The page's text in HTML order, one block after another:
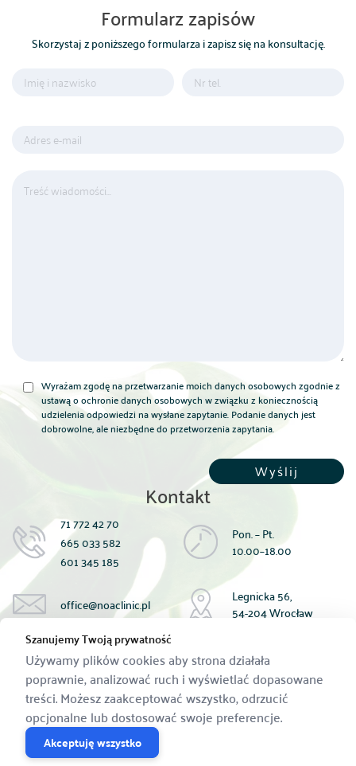
Formularz zapisów
Skorzystaj z poniższego formularza i zapisz się na konsultację.
Wyrażam zgodę na przetwarzanie moich danych osobowych zgodnie z
ustawą o ochronie danych osobowych w związku z koniecznością
udzielenia odpowiedzi na wysłane zapytanie. Podanie danych jest
dobrowolne, ale niezbędne do przetworzenia zapytania.
Kontakt
71 772 42 70
665 033 582
601 345 185
Pon. – Pt.
10.00–18.00
office@noaclinic.pl
Legnicka 56,
54-204 Wrocław
Płatność za zabiegi:
gotówką;
kartą;
Przelewem na konto:
59 1440 1390 0000 0000 1433 9183
Szanujemy Twoją prywatność
Używamy plików cookies aby strona działała
poprawnie, analizować ruch i wyświetlać dopasowane
treści. Możesz zaakceptować wszystko, odrzucić
opcjonalne lub dostosować swoje preferencje.
Akceptuję wszystko